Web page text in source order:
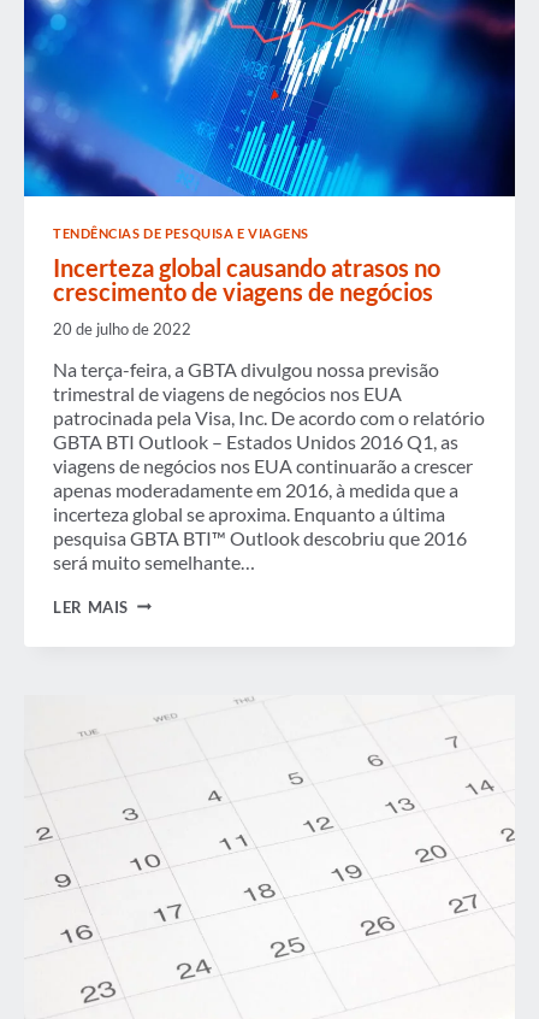
TENDÊNCIAS DE PESQUISA E VIAGENS
Incerteza global causando atrasos no
crescimento de viagens de negócios
20 de julho de 2022
Na terça-feira, a GBTA divulgou nossa previsão
trimestral de viagens de negócios nos EUA
patrocinada pela Visa, Inc. De acordo com o relatório
GBTA BTI Outlook – Estados Unidos 2016 Q1, as
viagens de negócios nos EUA continuarão a crescer
apenas moderadamente em 2016, à medida que a
incerteza global se aproxima. Enquanto a última
pesquisa GBTA BTI™ Outlook descobriu que 2016
será muito semelhante…
LER MAIS INCERTEZA
CRESCIMENTO